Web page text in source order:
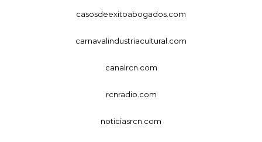
casosdeexitoabogados.com
carnavalindustriacultural.com
canalrcn.com
rcnradio.com
noticiasrcn.com